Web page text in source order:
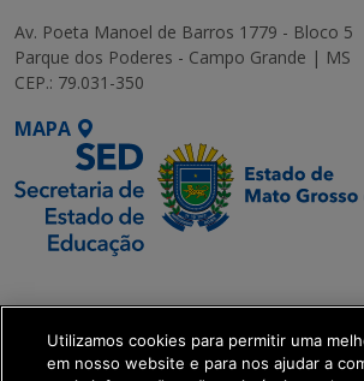
Av. Poeta Manoel de Barros 1779 - Bloco 5
Parque dos Poderes - Campo Grande | MS
CEP.: 79.031-350
MAPA
Executiva de
Transformação Digital
Utilizamos cookies para permitir uma
em nosso website e para nos ajudar a